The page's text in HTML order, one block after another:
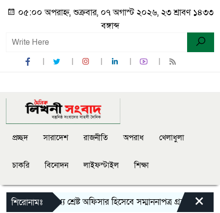
০৫:০০ অপরাহ্ন, শুক্রবার, ০৭ অগাস্ট ২০২৬, ২৩ শ্রাবণ ১৪৩৩
বঙ্গাব্দ
প্রচ্ছদ সারাদেশ রাজনীতি অপরাধ খেলাধুলা
চাকরি বিনোদন লাইফস্টাইল শিক্ষা
শিরোনামঃ
রেঞ্জের মধ্যে শ্রেষ্ট অফিসার হিসেবে সম্মাননাপত্র গ্রহন করেন
×